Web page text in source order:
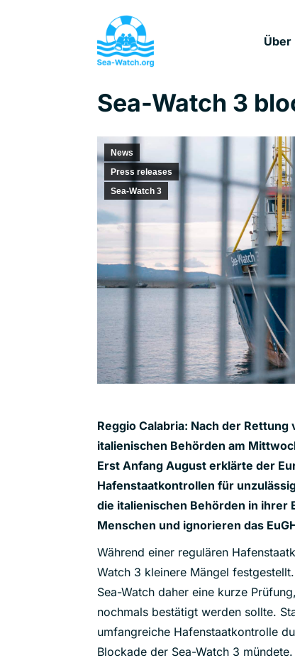
Über
Sea-Watch 3
News
Press releases
Sea-Watch 3
Reggio Calabria: Nach der
italienischen Behörden am
Erst Anfang August erklärte der
Hafenstaatkontrollen für
die italienischen Behörden in
Menschen und ignorieren das
Während einer regulären
Watch 3 kleinere Mängel
Sea-Watch daher eine kurze
nochmals bestätigt werden sollte.
umfangreiche Hafenstaatkontrolle
Blockade der Sea-Watch 3 mündete.